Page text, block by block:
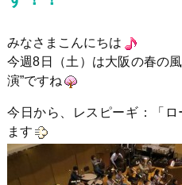
みなさまこんにちは
今週8日（土）は大阪の春の
演”ですね
今日から、レスピーギ：「
ます